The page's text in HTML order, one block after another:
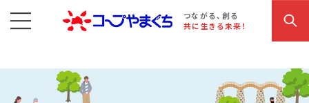
つながる、創る
共に生きる未来！
コープやまぐち お買い物・サービス こだわり商品 参加・イベント情報